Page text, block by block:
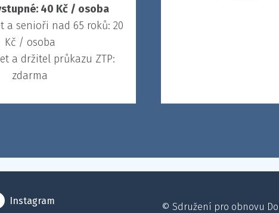
40 Kč / osoba
a senioři nad 65 roků: 20
Kč / osoba
a držitel průkazu ZTP:
zdarma
Instagram
© Sdružení pro obnovu